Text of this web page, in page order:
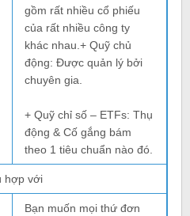
gồm rất nhiều cổ phiếu
của rất nhiều công ty
khác nhau.+ Quỹ chủ
động: Được quản lý bởi
chuyên gia.
+ Quỹ chỉ số – ETFs: Thụ
động & Cố gắng bám
theo 1 tiêu chuẩn nào đó.
hợp với
Bạn muốn mọi thứ đơn